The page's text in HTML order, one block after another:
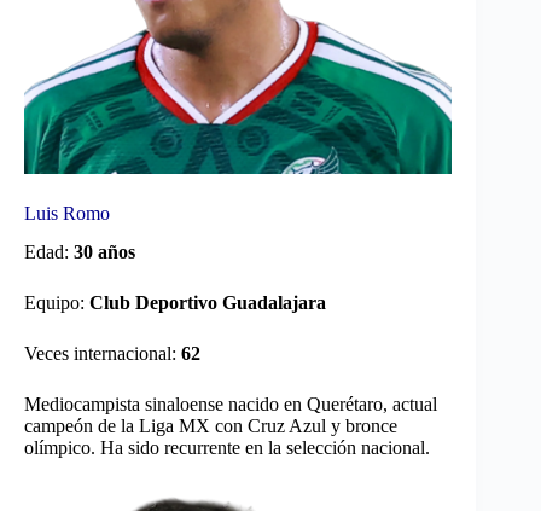
Luis Romo
Edad: 30 años
Equipo: Club Deportivo Guadalajara
Veces internacional: 62
Mediocampista sinaloense nacido en Querétaro, actual
campeón de la Liga MX con Cruz Azul y bronce
olímpico. Ha sido recurrente en la selección nacional.